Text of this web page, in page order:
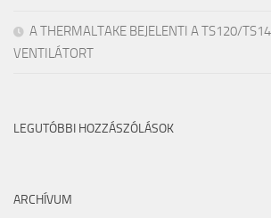
A THERMALTAKE BEJELENTI A TS120/
VENTILÁTORT
LEGUTÓBBI HOZZÁSZÓLÁSOK
ARCHÍVUM